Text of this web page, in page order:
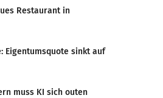
Restaurant in
Eigentumsquote sinkt auf
muss KI sich outen